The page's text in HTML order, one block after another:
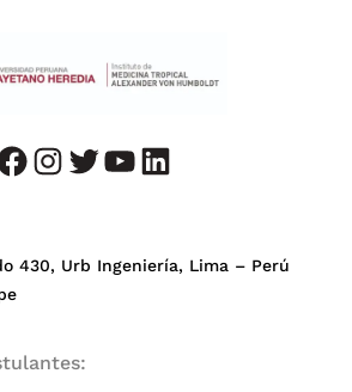
instagram twitter youtube LinkedIn
430, Urb Ingeniería, Lima – Perú